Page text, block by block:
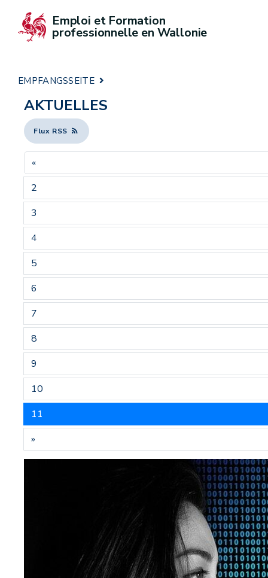
Emploi et Formation
professionnelle en Wallonie
EMPFANGSSEITE
AKTUELLES
Flux RSS
«
2
3
4
5
6
7
8
9
10
11
»